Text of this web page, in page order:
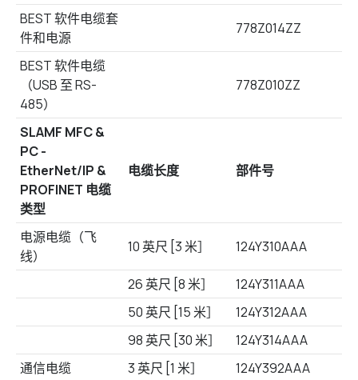
BEST 软件电缆套
件和电源
778Z014ZZ
BEST 软件电缆
（USB 至 RS-
485）
778Z010ZZ
SLAMF MFC &
PC -
EtherNet/IP &
PROFINET 电缆
类型
电缆长度 部件号
电源电缆（飞
线）
10 英尺 [3 米］ 124Y310AAA
26 英尺 [8 米］
124Y311AAA
50 英尺 [15 米］
124Y312AAA
98 英尺 [30 米］
124Y314AAA
通信电缆
3 英尺 [1 米］
124Y392AAA